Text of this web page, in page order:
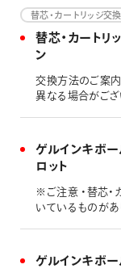
障の原因となりま
キもれの原因とな
てください。 衣
ります。 高温の
の届かないところ
油性染料インキと
替芯・カートリッジ交
替芯・カートリ
ン
交換方法のご案
異なる場合がござ
ゲルインキボ
ロット
※ご注意 ・替芯・
いているものがあ
ゲルインキボ